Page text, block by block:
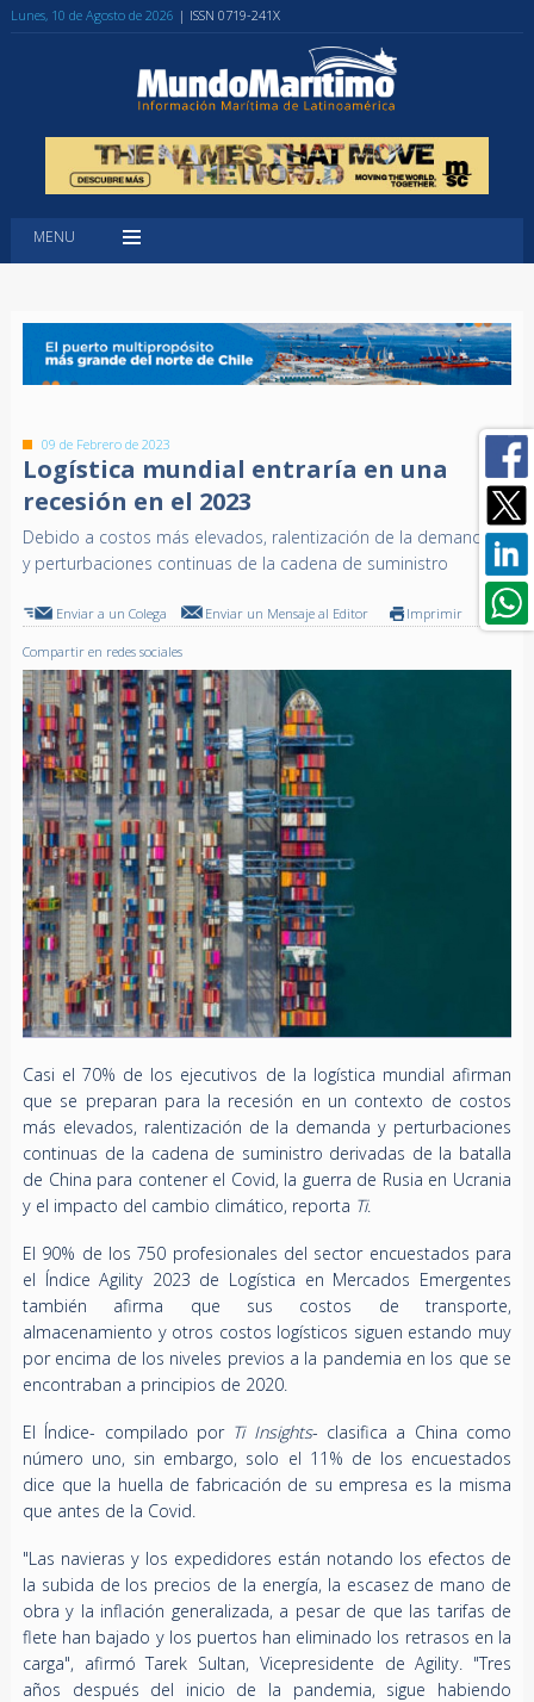
Lunes, 10 de Agosto de 2026 | ISSN 0719-241X
MENU
09 de Febrero de 2023
Logística mundial entraría en una
recesión en el 2023
Debido a costos más elevados, ralentización de la demanda
y perturbaciones continuas de la cadena de suministro
Enviar a un Colega Enviar un Mensaje al Editor Imprimir
Compartir en redes sociales
Casi el 70% de los ejecutivos de la logística mundial afirman
que se preparan para la recesión en un contexto de costos
más elevados, ralentización de la demanda y perturbaciones
continuas de la cadena de suministro derivadas de la batalla
de China para contener el Covid, la guerra de Rusia en Ucrania
y el impacto del cambio climático, reporta Ti.
El 90% de los 750 profesionales del sector encuestados para
el Índice Agility 2023 de Logística en Mercados Emergentes
también afirma que sus costos de transporte,
almacenamiento y otros costos logísticos siguen estando muy
por encima de los niveles previos a la pandemia en los que se
encontraban a principios de 2020.
El Índice- compilado por Ti Insights- clasifica a China como
número uno, sin embargo, solo el 11% de los encuestados
dice que la huella de fabricación de su empresa es la misma
que antes de la Covid.
"Las navieras y los expedidores están notando los efectos de
la subida de los precios de la energía, la escasez de mano de
obra y la inflación generalizada, a pesar de que las tarifas de
flete han bajado y los puertos han eliminado los retrasos en la
carga", afirmó Tarek Sultan, Vicepresidente de Agility. "Tres
años después del inicio de la pandemia, sigue habiendo